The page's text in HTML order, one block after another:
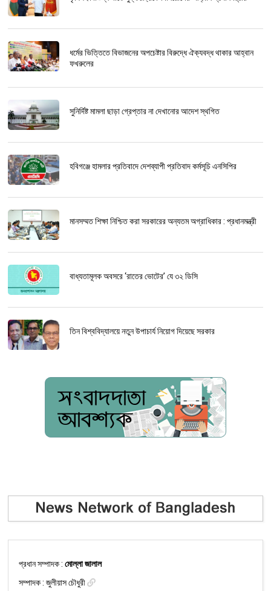
ধর্মের ভিত্তিতে বিভাজনের অপচেষ্টার বিরুদ্ধে ঐক্যবদ্ধ থাকার আহ্বান
ফখরুলের
সুনির্দিষ্ট মামলা ছাড়া গ্রেপ্তার না দেখানোর আদেশ স্থগিত
হবিগঞ্জে হামলার প্রতিবাদে দেশব্যাপী প্রতিবাদ কর্মসূচি এনসিপির
মানসম্মত শিক্ষা নিশ্চিত করা সরকারের অন্যতম অগ্রাধিকার : প্রধানমন্ত্রী
বাধ্যতামূলক অবসরে ‘রাতের ভোটের’ যে ৩২ ডিসি
তিন বিশ্ববিদ্যালয়ে নতুন উপাচার্য নিয়োগ দিয়েছে সরকার
প্রধান সম্পাদক :মোল্লা জালাল
সম্পাদক :জুলীয়াস চৌধুরী